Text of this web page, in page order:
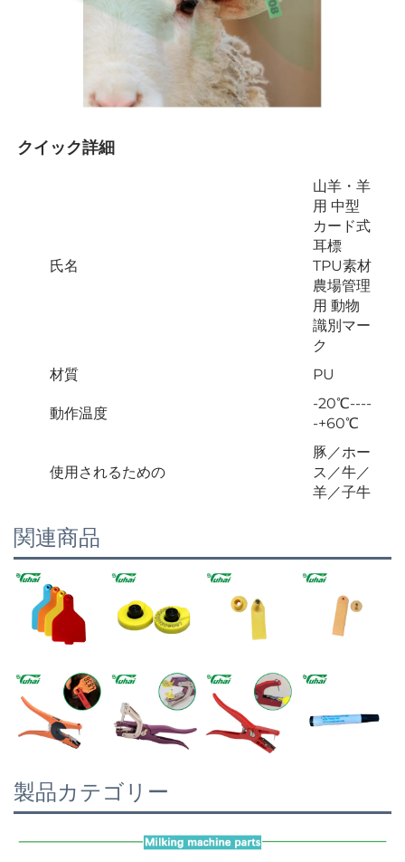
クイック詳細
氏名
山羊・羊
用 中型
カード式
耳標
TPU素材
農場管理
用 動物
識別マー
ク
材質
PU
動作温度
-20℃----
-+60℃
使用されるための
豚／ホー
ス／牛／
羊／子牛
関連商品
製品カテゴリー